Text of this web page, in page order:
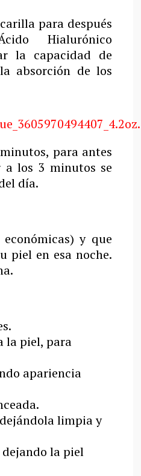
para después
Hialurónico
la capacidad de
absorción de los
para antes
los 3 minutos se
día.
y que
piel en esa noche.
la piel, para
apariencia
limpia y
la piel